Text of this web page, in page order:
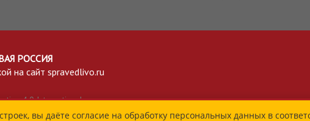
РОССИЯ
на сайт spravedlivo.ru
4.0 International
вы даёте согласие на обработку персональных данных в